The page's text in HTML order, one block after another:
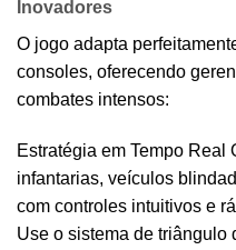
Inovadores
O jogo adapta
consoles, oferecendo
combates intensos:
Estratégia em Tempo Real
infantarias, veículos
com controles intuitivos e
Use o sistema de